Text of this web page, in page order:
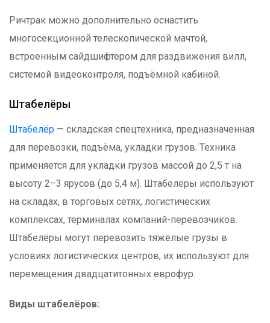
Ричтрак можно дополнительно оснастить
многосекционной телескопической мачтой,
встроенным сайдшифтером для раздвижения вилл,
системой видеоконтроля, подъёмной кабиной.
Штабелёры
Штабелёр — складская спецтехника, предназначенная
для перевозки, подъёма, укладки грузов. Техника
применяется для укладки грузов массой до 2,5 т на
высоту 2–3 ярусов (до 5,4 м). Штабелёры используют
на складах, в торговых сетях, логистических
комплексах, терминалах компаний-перевозчиков.
Штабелёры могут перевозить тяжёлые грузы в
условиях логистических центров, их используют для
перемещения двадцатитонных еврофур.
Виды штабелёров: